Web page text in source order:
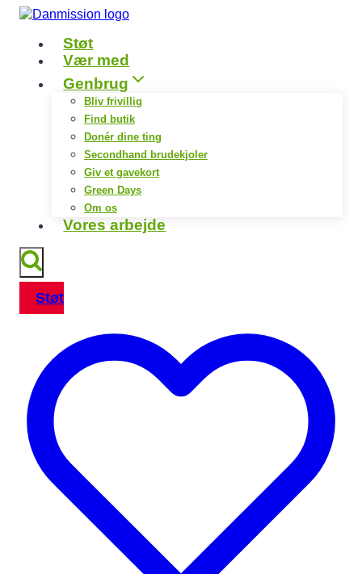
Fortsæt
indhold
Støt
Vær med
Genbrug
Bliv frivillig
Find butik
Donér dine ting
Secondhand brudekjoler
Giv et gavekort
Green Days
Om os
Vores arbejde
Støt